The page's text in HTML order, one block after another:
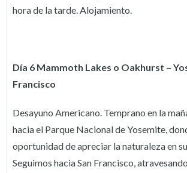
hora de la tarde. Alojamiento.
Día 6 Mammoth Lakes o Oakhurst –
Francisco
Desayuno Americano. Temprano en la
hacia el Parque Nacional de Yosemite,
oportunidad de apreciar la naturaleza en
Seguimos hacia San Francisco,